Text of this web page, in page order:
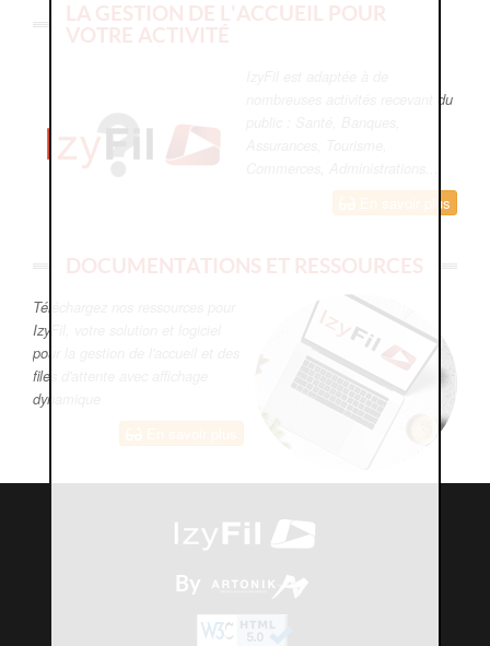
LA GESTION DE L'ACCUEIL POUR
VOTRE ACTIVITÉ
nombreuses activités recevant du
En savoir plus
DOCUMENTATIONS ET RESSOURCES
Téléchargez nos ressources pour
IzyFil, votre solution et logiciel
pour la gestion de l'accueil et des
files d'attente avec affichage
dynamique
By